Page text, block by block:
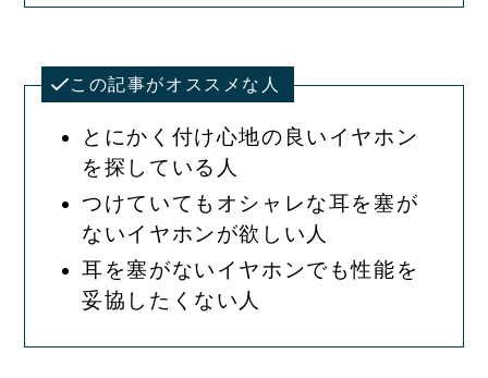
この記事がオススメな人
とにかく付け心地の良いイヤホン
を探している人
つけていてもオシャレな耳を塞が
ないイヤホンが欲しい人
耳を塞がないイヤホンでも性能を
妥協したくない人